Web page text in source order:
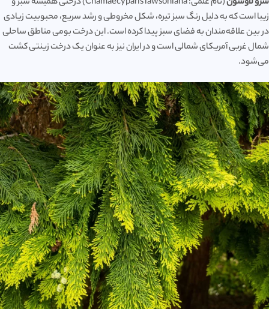
زیبا است که به دلیل رنگ سبز تیره، شکل مخروطی و رشد سریع، محبوبیت زیادی
در بین علاقه‌مندان به فضای سبز پیدا کرده است. این درخت بومی مناطق ساحلی
شمال غربی آمریکای شمالی است و در ایران نیز به عنوان یک درخت زینتی کشت
می‌شود.